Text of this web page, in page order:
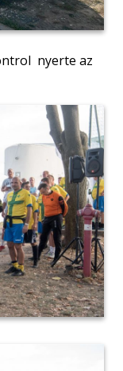
nyerte az